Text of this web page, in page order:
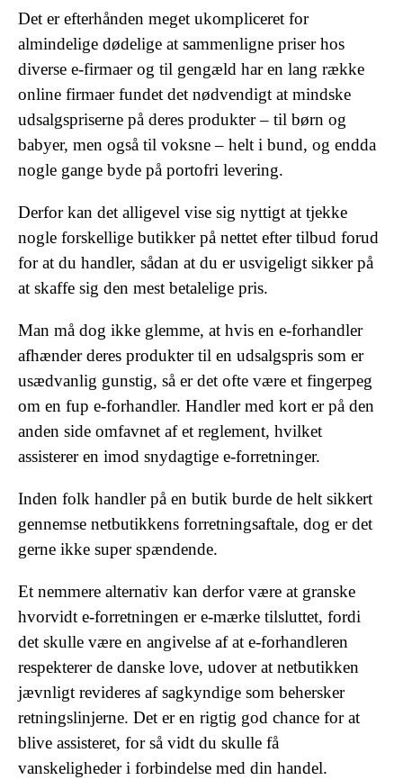
Det er efterhånden meget ukompliceret for
almindelige dødelige at sammenligne priser hos
diverse e-firmaer og til gengæld har en lang række
online firmaer fundet det nødvendigt at mindske
udsalgspriserne på deres produkter – til børn og
babyer, men også til voksne – helt i bund, og endda
nogle gange byde på portofri levering.
Derfor kan det alligevel vise sig nyttigt at tjekke
nogle forskellige butikker på nettet efter tilbud forud
for at du handler, sådan at du er usvigeligt sikker på
at skaffe sig den mest betalelige pris.
Man må dog ikke glemme, at hvis en e-forhandler
afhænder deres produkter til en udsalgspris som er
usædvanlig gunstig, så er det ofte være et fingerpeg
om en fup e-forhandler. Handler med kort er på den
anden side omfavnet af et reglement, hvilket
assisterer en imod snydagtige e-forretninger.
Inden folk handler på en butik burde de helt sikkert
gennemse netbutikkens forretningsaftale, dog er det
gerne ikke super spændende.
Et nemmere alternativ kan derfor være at granske
hvorvidt e-forretningen er e-mærke tilsluttet, fordi
det skulle være en angivelse af at e-forhandleren
respekterer de danske love, udover at netbutikken
jævnligt revideres af sagkyndige som behersker
retningslinjerne. Det er en rigtig god chance for at
blive assisteret, for så vidt du skulle få
vanskeligheder i forbindelse med din handel.